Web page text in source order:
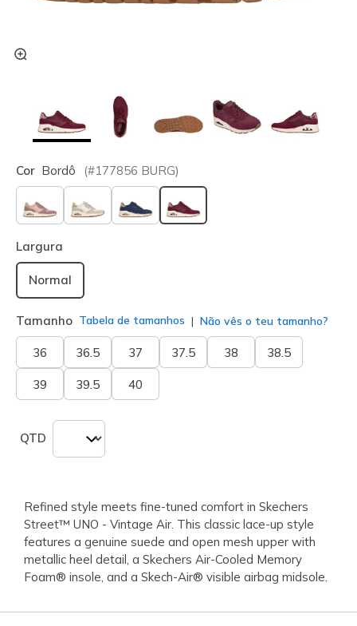
Cor Bordô (#177856 BURG)
selecionado
Largura
Normal
Tamanho Tabela de tamanhos Não vês o teu tamanho?
36 36.5 37 37.5 38 38.5
39 39.5 40
QTD
Refined style meets fine-tuned comfort in Skechers
Street™ UNO - Vintage Air. This classic lace-up style
features a genuine suede and open mesh upper with
metallic heel detail, a Skechers Air-Cooled Memory
Foam® insole, and a Skech-Air® visible airbag midsole.